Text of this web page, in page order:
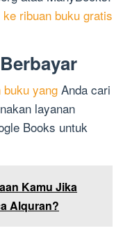
ribuan buku gratis
yang Anda cari
layanan
Books untuk
Kamu Jika
Alquran?